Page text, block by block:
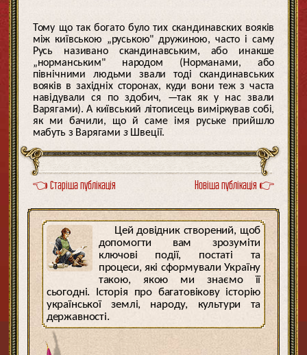
Тому що так богато було тих скандинавских вояків
між київською „руською" дружиною, часто і саму
Русь називано скандинавським, або инакше
„норманським" народом (Норманами, або
північними людьми звали тоді скандинавських
вояків в західніх сторонах, куди вони теж з часта
навідували ся по здобич, —так як у нас звали
Варягами). А київський літописець виміркував собі,
як ми бачили, що й саме імя руське прийшло
мабуть з Варягами зШвеції.
👈 Старіша публікація Новіша публікація 👉
Цей довідник створений, щоб
допомогти вам зрозуміти
ключові події, постаті та
процеси, які сформували Україну
такою, якою ми знаємо її
сьогодні. Історія про багатовікову історію
української землі, народу, культури та
державності.